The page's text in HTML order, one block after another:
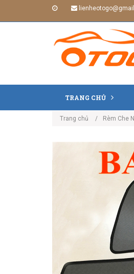
TRANG CHỦ
Trang chủ Rèm Che